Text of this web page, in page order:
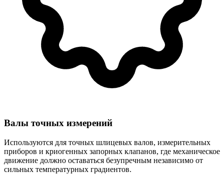
Валы точных измерений
Используются для точных шлицевых валов, измерительных
приборов и криогенных запорных клапанов, где механическое
движение должно оставаться безупречным независимо от
сильных температурных градиентов.